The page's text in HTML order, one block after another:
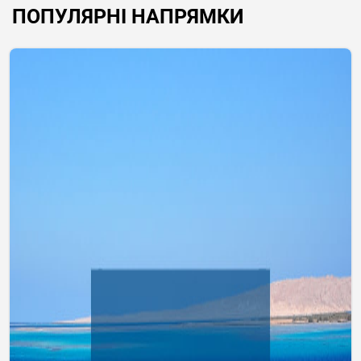
ПОПУЛЯРНІ НАПРЯМКИ